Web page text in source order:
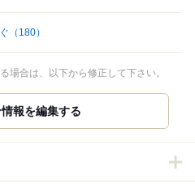
（180）
合は、以下から修正して下さい。
報を編集する